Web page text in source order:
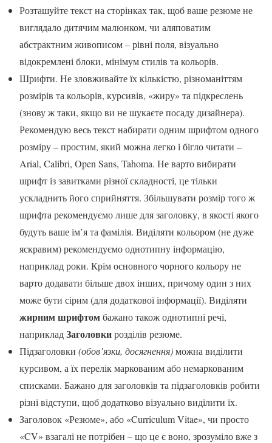
Розташуйте текст на сторінках так, щоб ваше резюме не
виглядало дитячим малюнком, чи аляповатим
абстрактним живописом – рівні поля, візуально
відокремлені блоки, мінімум стилів та кольорів.
Шрифти. Не зловживайте їх кількістю, різноманіттям
розмірів та кольорів, курсивів, «жиру» та підкреслень
(знову ж таки, якщо ви не шукаєте посаду дизайнера).
Рекомендую весь текст набирати одним шрифтом одного
розміру – простим, який можна легко і бігло читати –
Arial, Calibri, Open Sans, Tahoma. Не варто вибирати
шрифт із завитками різної складності, це тільки
ускладнить його сприйняття. Збільшувати розмір того ж
шрифта рекомендуємо лише для заголовку, в якості якого
будуть ваше ім’я та фамілія. Виділяти кольором (не дуже
яскравим) рекомендуємо однотипну інформацію,
наприклад роки. Крім основного чорного кольору не
варто додавати більше двох інших, причому один з них
може бути сірим (для додаткової інформації). Виділяти
жирним шрифтомбажано також однотипні речі,
наприкладЗаголовкирозділів резюме.
Підзаголовки (обов’язки, досягнення)можна виділити
курсивом, а їх перелік маркованим або немаркованим
списками. Бажано для заголовків та підзаголовків робити
різні відступи, щоб додатково візуально виділити їх.
Заголовок «Резюме», або «Curriculum Vitae», чи просто
«CV» взагалі не потрібен – що це є воно, зрозуміло вже з